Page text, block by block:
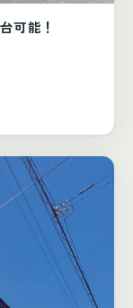
可能！